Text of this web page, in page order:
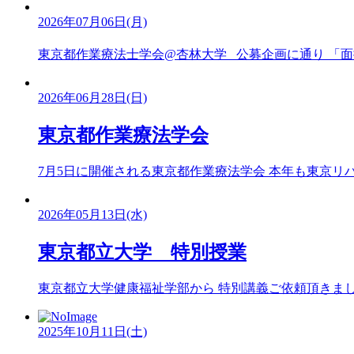
2026年07月06日(月)
東京都作業療法士学会@杏林大学 公募企画に通り 「面
2026年06月28日(日)
東京都作業療法学会
7月5日に開催される東京都作業療法学会 本年も東京リ
2026年05月13日(水)
東京都立大学 特別授業
東京都立大学健康福祉学部から 特別講義ご依頼頂きま
2025年10月11日(土)